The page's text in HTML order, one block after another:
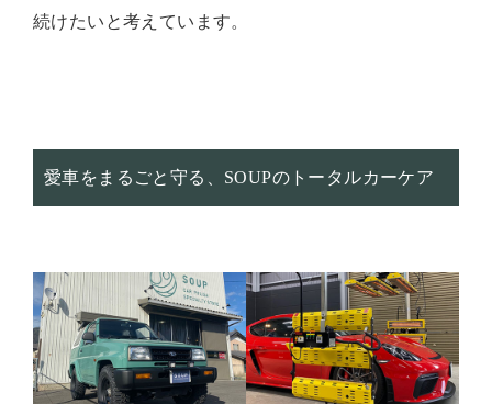
続けたいと考えています。
愛車をまるごと守る、SOUPのトータルカーケア